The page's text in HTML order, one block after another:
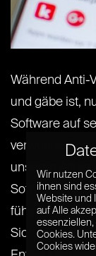
Während Anti-
und gäbe ist,
Software auf
verwunderlich
unseren Alltag
führt deshalb
Wir nutzen
ihnen sind
Website und
auf Alle
essenziellen,
Cookies.
Cookies